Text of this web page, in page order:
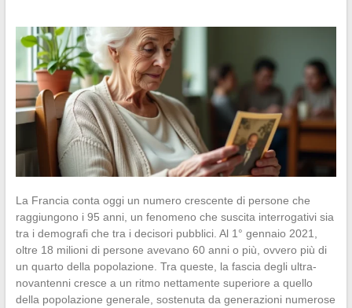
La Francia conta oggi un numero crescente di persone che
raggiungono i 95 anni, un fenomeno che suscita interrogativi sia
tra i demografi che tra i decisori pubblici. Al 1° gennaio 2021,
oltre 18 milioni di persone avevano 60 anni o più, ovvero più di
un quarto della popolazione. Tra queste, la fascia degli ultra-
novantenni cresce a un ritmo nettamente superiore a quello
della popolazione generale, sostenuta da generazioni numerose